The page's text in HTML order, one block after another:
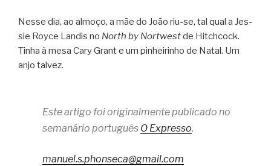
Nesse dia, ao almoço, a mãe do João riu-se, tal qual a Jes­
sie Royce Lan­dis no North by Nortwestde Hit­ch­cock.
Tinha à mesa Cary Grant e um pinhei­ri­nho de Natal. Um
anjo talvez.
Este artigo foi originalmente publicado no
semanário português O Expresso.
manuel.s.phonseca@gmail.com